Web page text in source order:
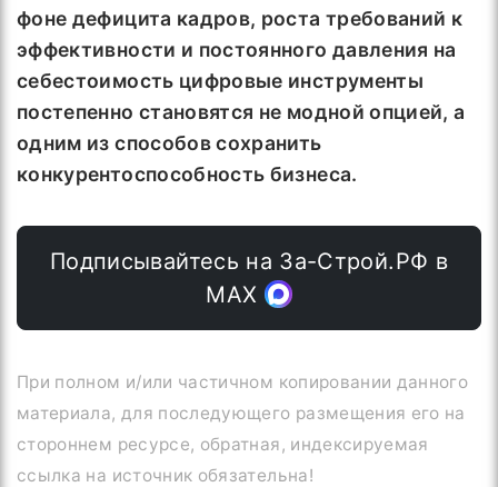
фоне дефицита кадров, роста требований к
эффективности и постоянного давления на
себестоимость цифровые инструменты
постепенно становятся не модной опцией, а
одним из способов сохранить
конкурентоспособность бизнеса.
Подписывайтесь на За-Строй.РФ в
МАХ
При полном и/или частичном копировании данного
материала, для последующего размещения его на
стороннем ресурсе, обратная, индексируемая
ссылка на источник обязательна!